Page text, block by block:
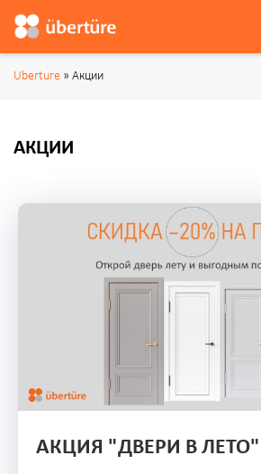
Uberture » Акции
АКЦИИ
АКЦИЯ "ДВЕРИ В ЛЕТО"